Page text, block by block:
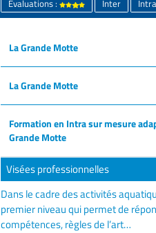
Évaluations : Inter Intra
La Grande Motte
La Grande Motte
Formation en Intra sur mesure
Grande Motte
Visées professionnelles
Dans le cadre des activités
premier niveau qui permet de
compétences, règles de l’art…